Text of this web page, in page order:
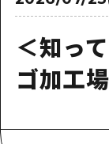
お問い
事業者
＜知って
ゴ加工